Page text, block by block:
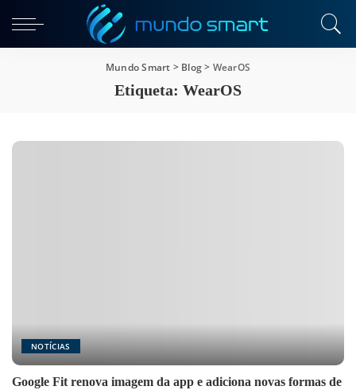
Mundo Smart > Blog> WearOS
Etiqueta: WearOS
NOTÍCIAS
Google Fit renova imagem da app e adiciona novas formas de